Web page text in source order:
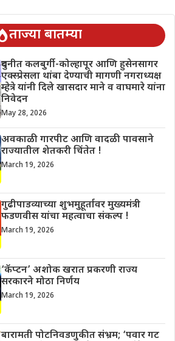
ताज्या बातम्या
दुधनीत कलबुर्गी-कोल्हापूर आणि हुसेनसागर
एक्स्प्रेसला थांबा देण्याची मागणी नगराध्यक्ष
म्हेत्रे यांनी दिले खासदार माने व वाघमारे यांना
निवेदन
May 28, 2026
अवकाळी गारपीट आणि वादळी पावसाने
राज्यातील शेतकरी चिंतेत !
March 19, 2026
गुढीपाडव्याच्या शुभमुहूर्तावर मुख्यमंत्री
फडणवीस यांचा महत्वाचा संकल्प !
March 19, 2026
‘कॅप्टन’ अशोक खरात प्रकरणी राज्य
सरकारने मोठा निर्णय
March 19, 2026
बारामती पोटनिवडणुकीत संभ्रम; ‘पवार गट